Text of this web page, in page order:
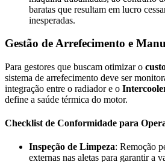
baratas que resultam em lucro
inesperadas.
Gestão de Arrefecimento e
Para gestores que buscam otimizar o
sistema de arrefecimento deve ser
integração entre o radiador e o
define a saúde térmica do motor.
Checklist de Conformidade para
Inspeção de Limpeza: Remoção
externas nas aletas para garantir a